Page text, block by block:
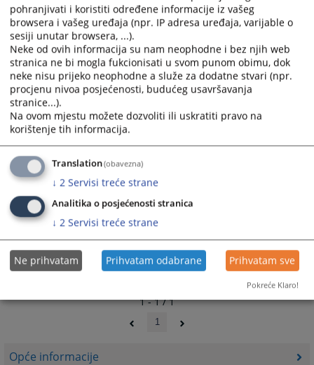
Opće informacije
primjenjuju se, u skladu sa zakonom i opći propisi o
radu i kolektivni ugovori.
3024PREGLEDA
1 - 1 / 1
1
pohranjivati i koristiti određene informacije iz vašeg
browsera i vašeg uređaja (npr. IP adresa uređaja, varijable o
sesiji unutar browsera, ...).
Neke od ovih informacija su nam neophodne i bez njih web
stranica ne bi mogla fukcionisati u svom punom obimu, dok
neke nisu prijeko neophodne a služe za dodatne stvari (npr.
procjenu nivoa posjećenosti, budućeg usavršavanja
stranice...).
Na ovom mjestu možete dozvoliti ili uskratiti pravo na
korištenje tih informacija.
Translation(obavezna)
↓ 2 Servisi treće strane
Analitika o posjećenosti stranica
↓ 2 Servisi treće strane
Ne prihvatam Prihvatam odabrane Prihvatam sve
Pokreće Klaro!